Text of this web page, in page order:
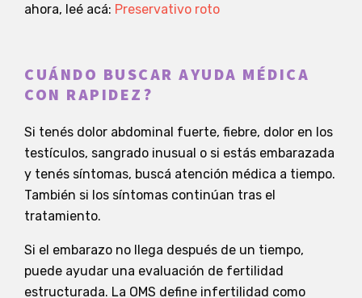
ahora, leé acá: Preservativo roto
CUÁNDO BUSCAR AYUDA MÉDICA
CON RAPIDEZ?
Si tenés dolor abdominal fuerte, fiebre, dolor en los
testículos, sangrado inusual o si estás embarazada
y tenés síntomas, buscá atención médica a tiempo.
También si los síntomas continúan tras el
tratamiento.
Si el embarazo no llega después de un tiempo,
puede ayudar una evaluación de fertilidad
estructurada. La OMS define infertilidad como